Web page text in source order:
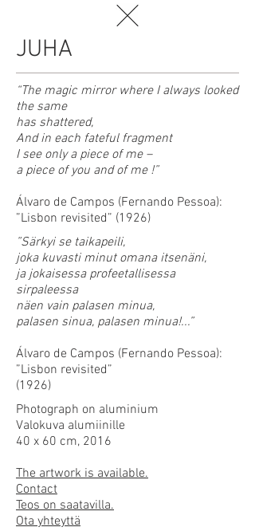
JUHA
“The magic mirror where I always looked
the same
has shattered,
And in each fateful fragment
I see only a piece of me –
a piece of you and of me !”
Álvaro de Campos (Fernando Pessoa):
”Lisbon revisited” (1926)
”Särkyi se taikapeili,
joka kuvasti minut omana itsenäni,
ja jokaisessa profeetallisessa
sirpaleessa
näen vain palasen minua,
palasen sinua, palasen minua!...”
Álvaro de Campos (Fernando Pessoa):
”Lisbon revisited”
(1926)
Photograph on aluminium
Valokuva alumiinille
40 x 60 cm, 2016
The artwork is available.
Contact
Teos on saatavilla.
Ota yhteyttä